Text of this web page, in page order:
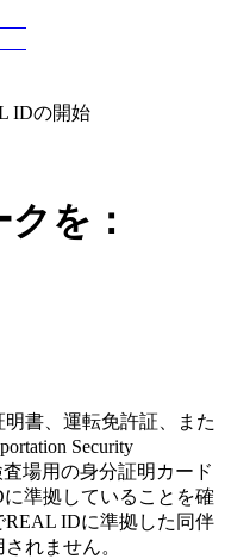
IDの開始
を：
書、運転免許証、また
Security
場用の身分証明カード
準拠していることを確
IDに準拠した同伴
れません。